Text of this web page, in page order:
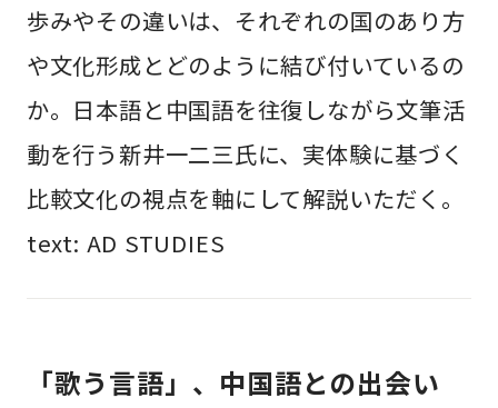
歩みやその違いは、それぞれの国のあり方
や文化形成とどのように結び付いているの
か。日本語と中国語を往復しながら文筆活
動を行う新井一二三氏に、実体験に基づく
比較文化の視点を軸にして解説いただく。
text: AD STUDIES
「歌う言語」、中国語との出会い